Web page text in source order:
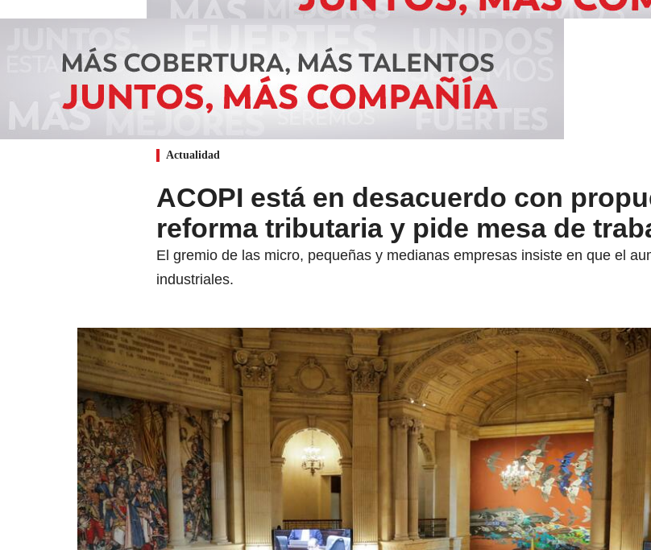
Actualidad
ACOPI está en desacuerdo con
reforma tributaria y pide mesa de
El gremio de las micro, pequeñas y medianas empresas insiste en que el
industriales.